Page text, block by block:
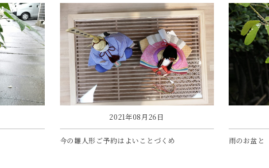
2021年08月26日
今の雛人形ご予約はよいことづくめ 雨のお盆と